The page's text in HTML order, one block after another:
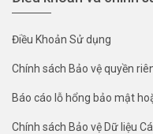
Điều Khoản Sử dụng
Chính sách Bảo vệ quyền
Báo cáo lỗ hổng bảo mật
Chính sách Bảo vệ Dữ liệu